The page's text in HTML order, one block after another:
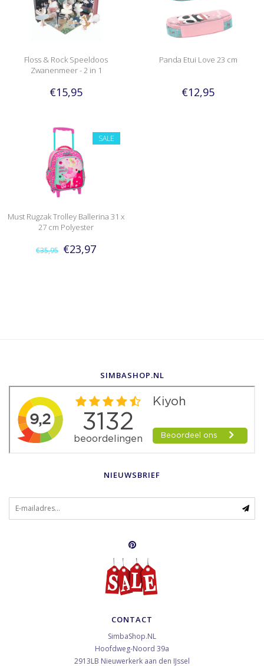
Floss & Rock Speeldoos
Zwanenmeer - 2 in 1
€15,95
Panda Etui Love 23 cm
€12,95
SALE
Must Rugzak Trolley Ballerina 31 x
27 cm Polyester
€35,95 €23,97
SIMBASHOP.NL
NIEUWSBRIEF
CONTACT
SimbaShop.NL
Hoofdweg-Noord 39a
2913LB Nieuwerkerk aan den IJssel